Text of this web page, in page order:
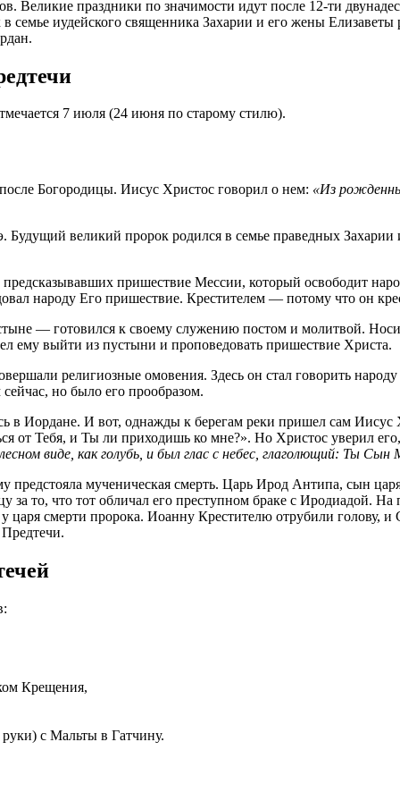
Великие праздники по значимости идут после 12-ти
иудейского священника Захарии и его жены
7 июля (24 июня по старому стилю).
Богородицы. Иисус Христос говорил о нем: «Из
Будущий великий пророк родился в семье праведных
пришествие Мессии, который освободит
народу Его пришествие. Крестителем — потому что он
— готовился к своему служению постом и молитвой.
ему выйти из пустыни и проповедовать пришествие Христа.
религиозные омовения. Здесь он стал говорить
но было его прообразом.
в Иордане. И вот, однажды к берегам реки пришел сам
от Тебя, и Ты ли приходишь ко мне?». Но Христос уверил
виде, как голубь, и был глас с небес, глаголющий: Ты
мученическая смерть. Царь Ирод Антипа, сын
за то, что тот обличал его преступном браке с Иродиадой.
царя смерти пророка. Иоанну Крестителю отрубили голову,
Крещения,
с Мальты в Гатчину.